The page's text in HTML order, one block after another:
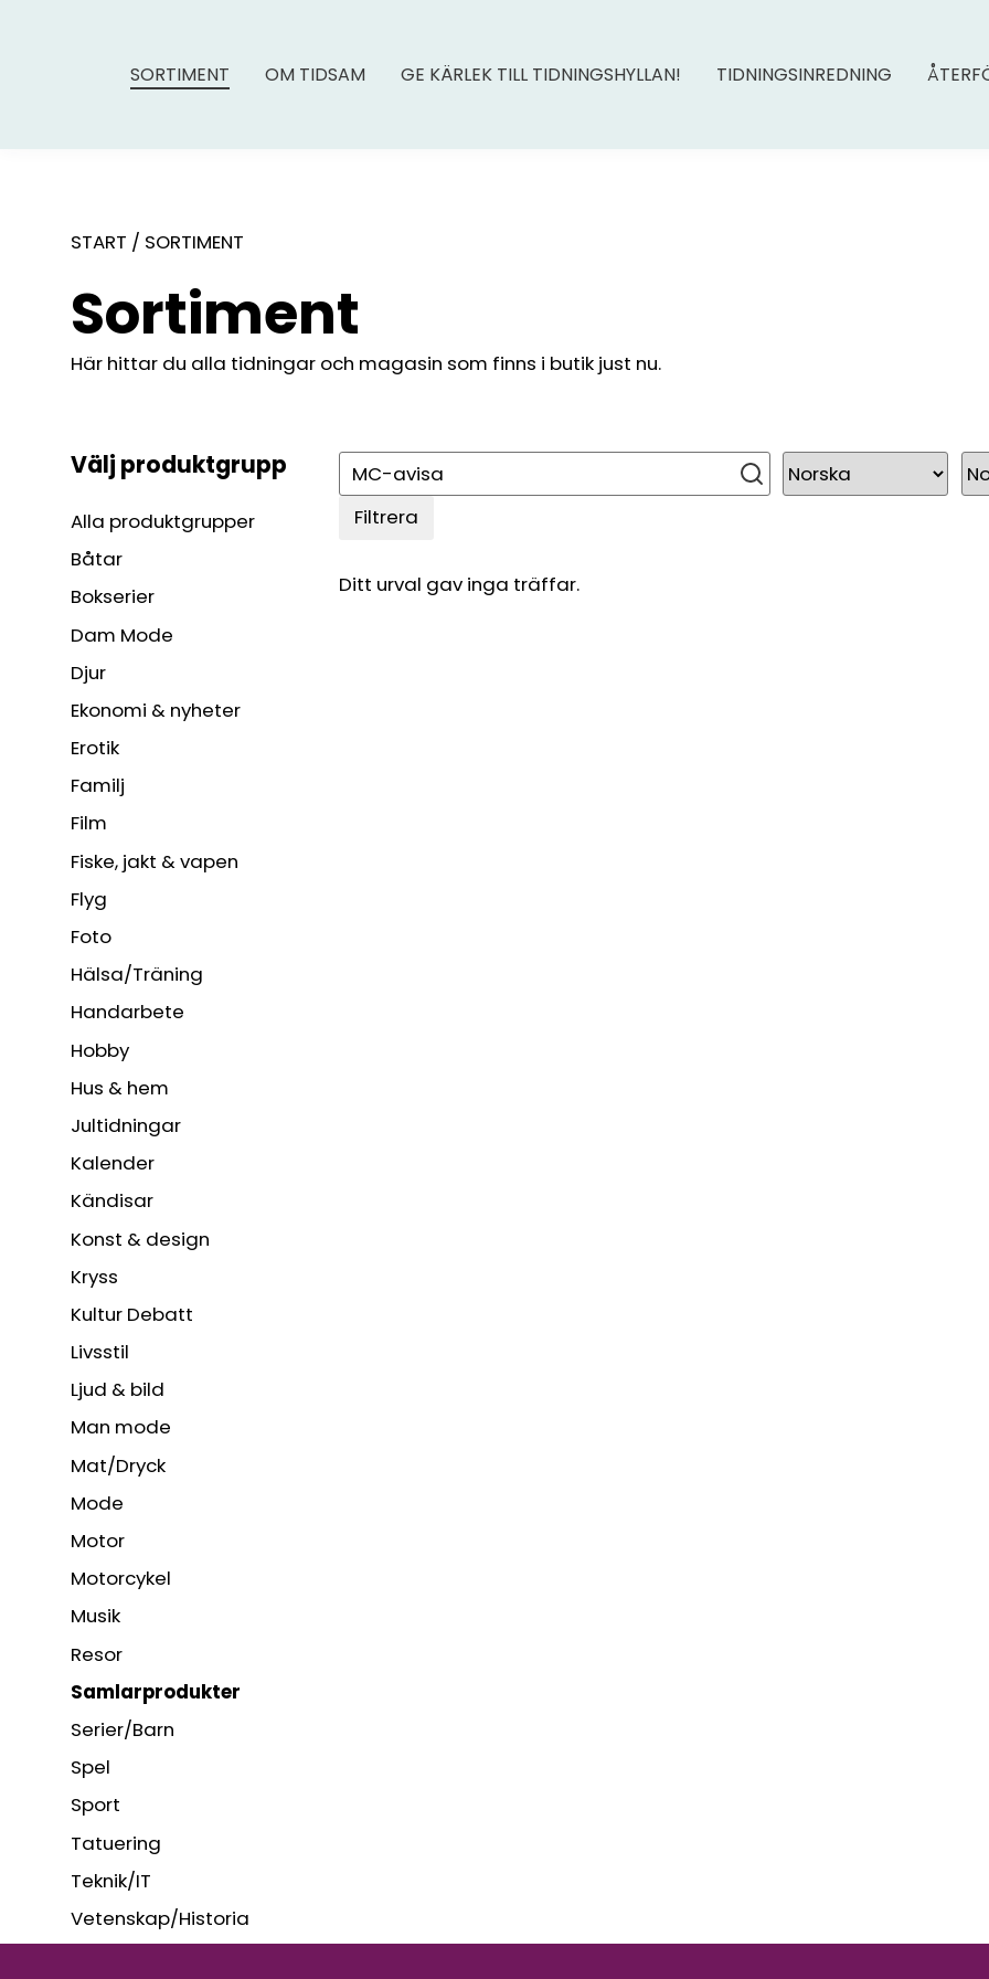
SORTIMENT OM TIDSAM GE KÄRLEK TILL TIDNINGSHYLLAN! TIDNINGSINREDNING
START / SORTIMENT
Sortiment
Här hittar du alla tidningar och magasin som finns i butik just nu.
Välj produktgrupp
Alla produktgrupper
Båtar
Bokserier
Dam Mode
Djur
Ekonomi & nyheter
Erotik
Familj
Film
Fiske, jakt & vapen
Flyg
Foto
Hälsa/Träning
Handarbete
Hobby
Hus & hem
Jultidningar
Kalender
Kändisar
Konst & design
Kryss
Kultur Debatt
Livsstil
Ljud & bild
Man mode
Mat/Dryck
Mode
Motor
Motorcykel
Musik
Resor
Samlarprodukter
Serier/Barn
Spel
Sport
Tatuering
Teknik/IT
Vetenskap/Historia
Sök
Filtrera
Ditt urval gav inga träffar.